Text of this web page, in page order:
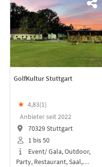
GolfKultur Stuttgart
★ 4,83(1)
Anbieter seit 2022
70329 Stuttgart
1 bis 50
Event/ Gala, Outdoor,
Party, Restaurant, Saal,…